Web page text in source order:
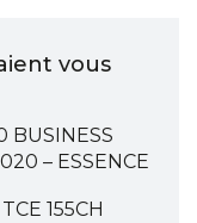
vous
BUSINESS
– ESSENCE
155CH